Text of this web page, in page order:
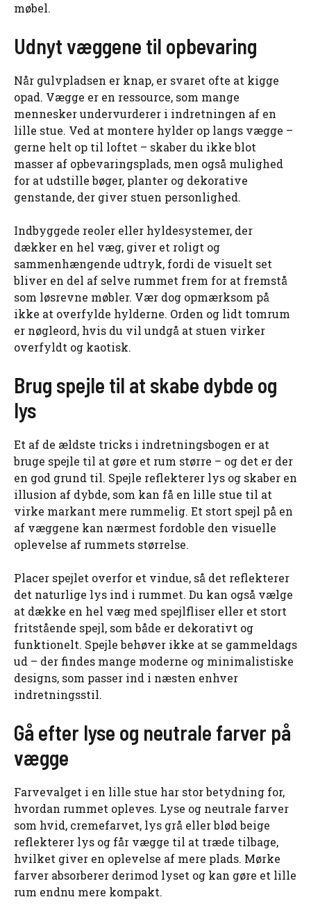
møbel.
Udnyt væggene til opbevaring
Når gulvpladsen er knap, er svaret ofte at kigge
opad. Vægge er en ressource, som mange
mennesker undervurderer i indretningen af en
lille stue. Ved at montere hylder op langs vægge –
gerne helt op til loftet – skaber du ikke blot
masser af opbevaringsplads, men også mulighed
for at udstille bøger, planter og dekorative
genstande, der giver stuen personlighed.
Indbyggede reoler eller hyldesystemer, der
dækker en hel væg, giver et roligt og
sammenhængende udtryk, fordi de visuelt set
bliver en del af selve rummet frem for at fremstå
som løsrevne møbler. Vær dog opmærksom på
ikke at overfylde hylderne. Orden og lidt tomrum
er nøgleord, hvis du vil undgå at stuen virker
overfyldt og kaotisk.
Brug spejle til at skabe dybde og
lys
Et af de ældste tricks i indretningsbogen er at
bruge spejle til at gøre et rum større – og det er der
en god grund til. Spejle reflekterer lys og skaber en
illusion af dybde, som kan få en lille stue til at
virke markant mere rummelig. Et stort spejl på en
af væggene kan nærmest fordoble den visuelle
oplevelse af rummets størrelse.
Placer spejlet overfor et vindue, så det reflekterer
det naturlige lys ind i rummet. Du kan også vælge
at dække en hel væg med spejlfliser eller et stort
fritstående spejl, som både er dekorativt og
funktionelt. Spejle behøver ikke at se gammeldags
ud – der findes mange moderne og minimalistiske
designs, som passer ind i næsten enhver
indretningsstil.
Gå efter lyse og neutrale farver på
vægge
Farvevalget i en lille stue har stor betydning for,
hvordan rummet opleves. Lyse og neutrale farver
som hvid, cremefarvet, lys grå eller blød beige
reflekterer lys og får vægge til at træde tilbage,
hvilket giver en oplevelse af mere plads. Mørke
farver absorberer derimod lyset og kan gøre et lille
rum endnu mere kompakt.